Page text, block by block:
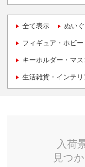
全て表示 ぬい
フィギュア・ホビー
キーホルダー・マ
生活雑貨・インテリ